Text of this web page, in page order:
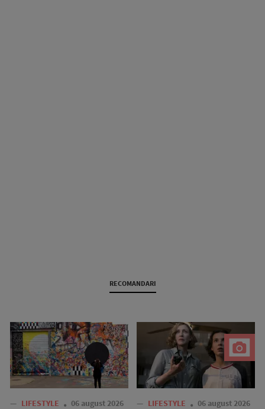
RECOMANDARI
— LIFESTYLE 06 august 2026 — LIFESTYLE 06 august 2026